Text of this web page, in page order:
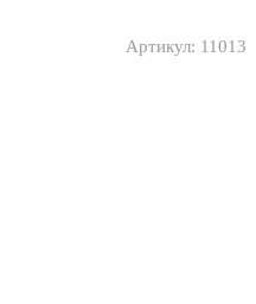
Артикул: 11013